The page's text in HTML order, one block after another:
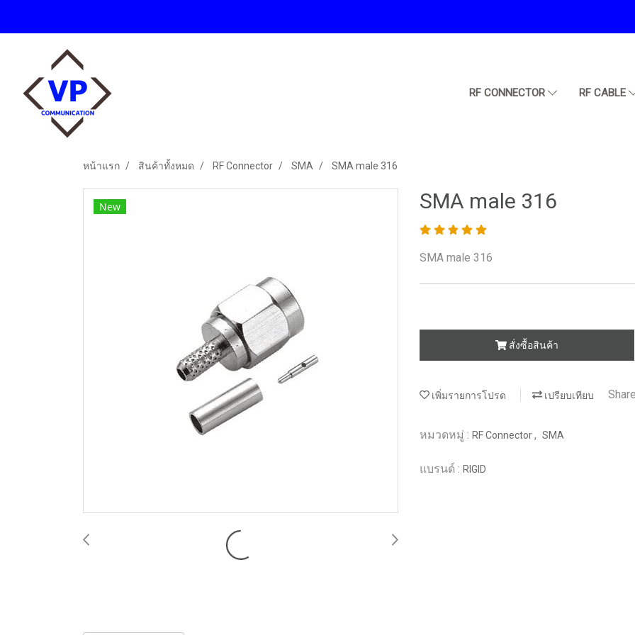
RF CONNECTOR RF CABLE
หน้าแรก สินค้าทั้งหมด RF Connector SMA SMA male 316
New SMA male 316
SMA male 316
สั่งซื้อสินค้า
เพิ่มรายการโปรด เปรียบเทียบ
หมวดหมู่ : RF Connector, SMA
แบรนด์ : RIGID